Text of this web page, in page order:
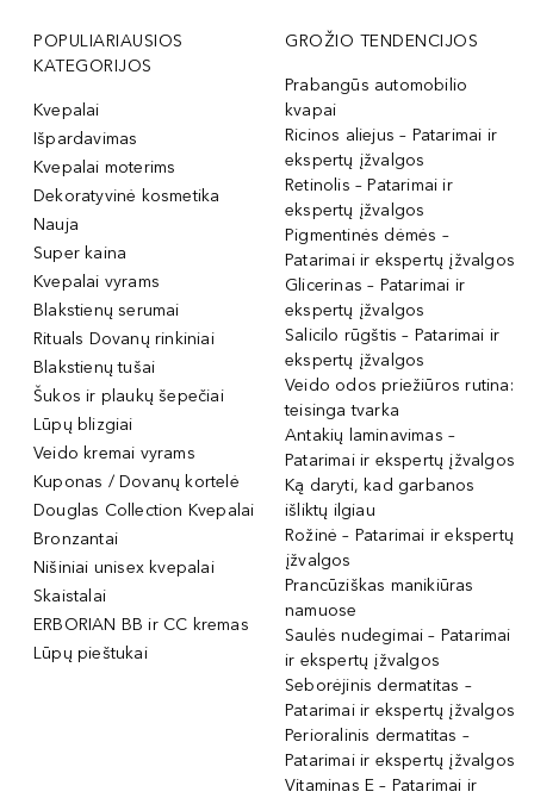
POPULIARIAUSIOS
KATEGORIJOS
Kvepalai
Išpardavimas
Kvepalai moterims
Dekoratyvinė kosmetika
Nauja
Super kaina
Kvepalai vyrams
Blakstienų serumai
Rituals Dovanų rinkiniai
Blakstienų tušai
Šukos ir plaukų šepečiai
Lūpų blizgiai
Veido kremai vyrams
Kuponas / Dovanų kortelė
Douglas Collection Kvepalai
Bronzantai
Nišiniai unisex kvepalai
Skaistalai
ERBORIAN BB ir CC kremas
Lūpų pieštukai
GROŽIO TENDENCIJOS
Prabangūs automobilio
kvapai
Ricinos aliejus – Patarimai ir
ekspertų įžvalgos
Retinolis – Patarimai ir
ekspertų įžvalgos
Pigmentinės dėmės –
Patarimai ir ekspertų įžvalgos
Glicerinas – Patarimai ir
ekspertų įžvalgos
Salicilo rūgštis – Patarimai ir
ekspertų įžvalgos
Veido odos priežiūros rutina:
teisinga tvarka
Antakių laminavimas –
Patarimai ir ekspertų įžvalgos
Ką daryti, kad garbanos
išliktų ilgiau
Rožinė – Patarimai ir ekspertų
įžvalgos
Prancūziškas manikiūras
namuose
Saulės nudegimai – Patarimai
ir ekspertų įžvalgos
Seborėjinis dermatitas –
Patarimai ir ekspertų įžvalgos
Perioralinis dermatitas –
Patarimai ir ekspertų įžvalgos
Vitaminas E – Patarimai ir